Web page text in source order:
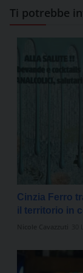
Ti potrebbe
Cinzia Ferro
il territorio in